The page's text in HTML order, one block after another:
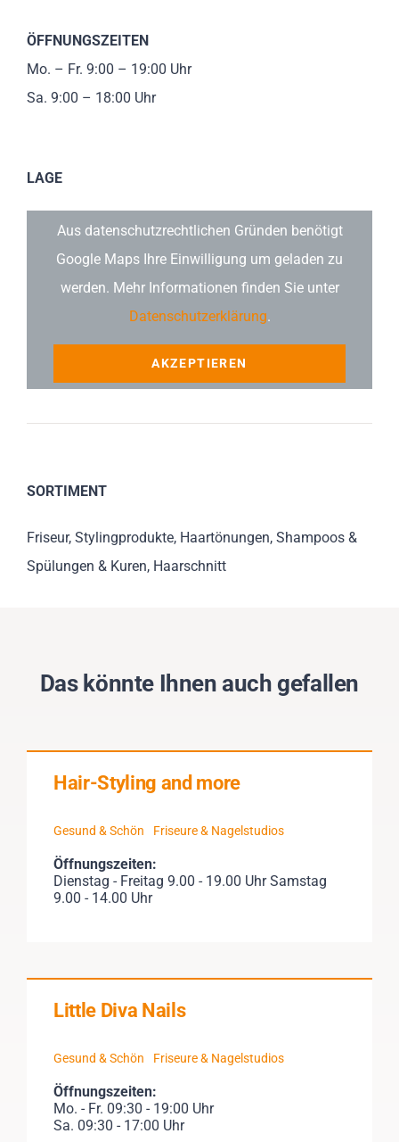
ÖFFNUNGSZEITEN
Mo. – Fr. 9:00 – 19:00 Uhr
Sa. 9:00 – 18:00 Uhr
LAGE
Aus datenschutzrechtlichen Gründen benötigt
Google Maps Ihre Einwilligung um geladen zu
werden. Mehr Informationen finden Sie unter
Datenschutzerklärung.
AKZEPTIEREN
SORTIMENT
Friseur, Stylingprodukte, Haartönungen, Shampoos &
Spülungen & Kuren, Haarschnitt
Das könnte Ihnen auch gefallen
Hair-Styling and more
Gesund & Schön Friseure & Nagelstudios
Öffnungszeiten:
Dienstag - Freitag 9.00 - 19.00 Uhr Samstag
9.00 - 14.00 Uhr
Little Diva Nails
Gesund & Schön Friseure & Nagelstudios
Öffnungszeiten:
Mo. - Fr. 09:30 - 19:00 Uhr
Sa. 09:30 - 17:00 Uhr